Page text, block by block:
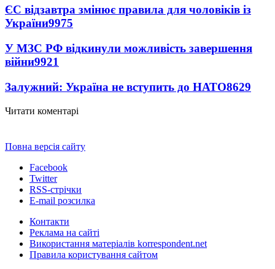
ЄС відзавтра змінює правила для чоловіків із
України9975
У МЗС РФ відкинули можливість завершення
війни9921
Залужний: Україна не вступить до НАТО8629
Читати коментарі
Повна версія сайту
Facebook
Twitter
RSS-стрічки
E-mail розсилка
Контакти
Реклама на сайті
Використання матеріалів korrespondent.net
Правила користування сайтом